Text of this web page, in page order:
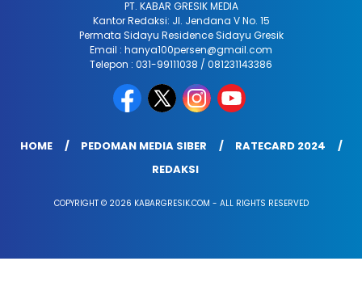
PT. KABAR GRESIK MEDIA
Kantor Redaksi: Jl. Jendana V No. 15
Permata Sidayu Residence Sidayu Gresik
Email : hanya100persen@gmail.com
Telepon : 031-99111038 / 081231143386
HOME PEDOMAN MEDIA SIBER
RATECARD 2024
REDAKSI
COPYRIGHT © 2026 KABARGRESIK.COM - ALL RIGHTS RESERVED